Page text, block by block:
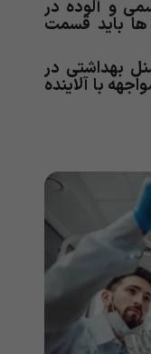
و آلوده در
ها باید قسمت
بهداشتی در
با آلاینده